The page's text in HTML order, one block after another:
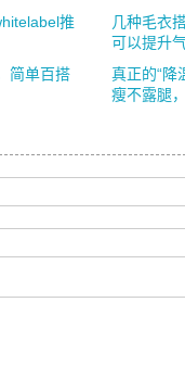
推
几种毛衣
可以提升
简单百搭
真正的“降
瘦不露腿